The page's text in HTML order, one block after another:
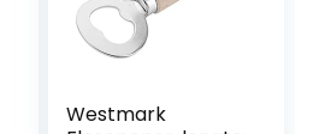
Westmark